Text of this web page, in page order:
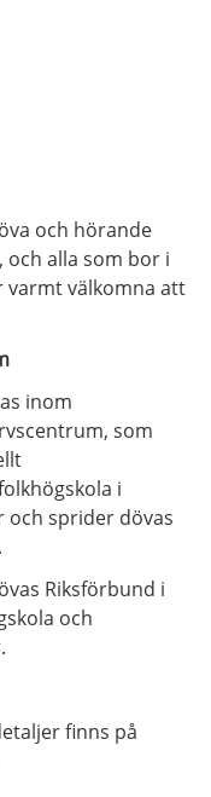
och hörande
och alla som bor i
varmt välkomna att
inom
som
i
och sprider dövas
Riksförbund i
och
finns på